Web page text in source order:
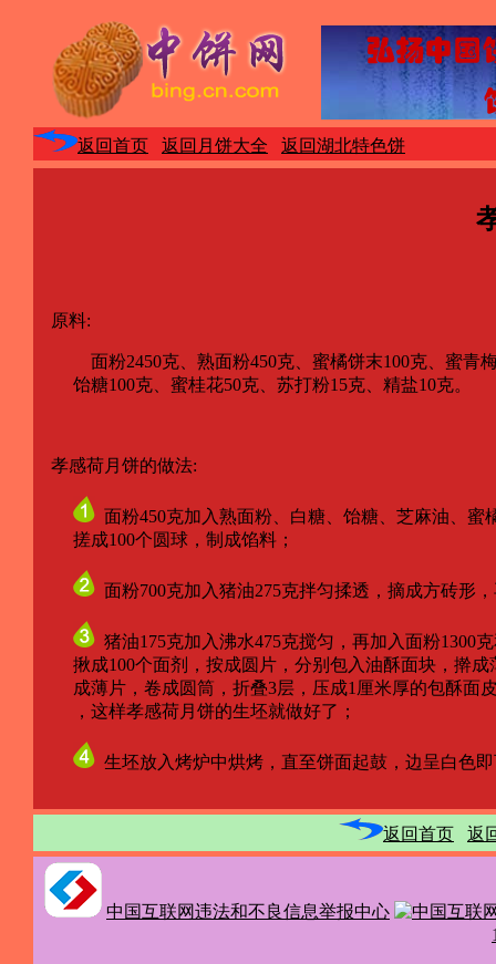
返回首页 返回月饼大全 返回湖北特色饼
原料:
面粉2450克、熟面粉450克、蜜橘饼末100克、蜜青梅
饴糖100克、蜜桂花50克、苏打粉15克、精盐10克。
孝感荷月饼的做法:
面粉450克加入熟面粉、白糖、饴糖、芝麻油、
搓成100个圆球，制成馅料；
面粉700克加入猪油275克拌匀揉透，摘成方砖形
猪油175克加入沸水475克搅匀，再加入面粉1300
揪成100个面剂，按成圆片，分别包入油酥面块，擀成
成薄片，卷成圆筒，折叠3层，压成1厘米厚的包酥面皮
，这样孝感荷月饼的生坯就做好了；
生坯放入烤炉中烘烤，直至饼面起鼓，边呈白色
返回首页 返
中国互联网违法和不良信息举报中心